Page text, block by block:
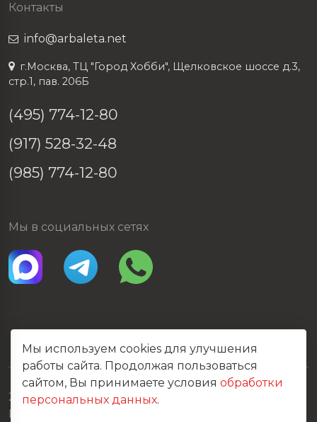
Контакты
info@arbaleta.net
г.Москва, ТЦ "Город Хобби", Щелковское шоссе д.3,
стр.1, пав. 206Б
(495) 774-12-80
(917) 528-32-48
(985) 774-12-80
Мы в социальных сетях
2026 © Все права защищены
Политика конфиденциальности
Мы используем cookies для улучшения
работы сайта. Продолжая пользоваться
сайтом, Вы принимаете условия обработки
персональных данных.